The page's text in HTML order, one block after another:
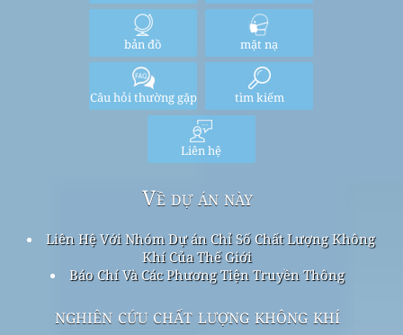
bản đồ mặt nạ
Câu hỏi thường gặp tìm kiếm
Liên hệ
Về dự án này
Liên Hệ Với Nhóm Dự án Chỉ Số Chất Lượng Không
Khí Của Thế Giới
Báo Chí Và Các Phương Tiện Truyền Thông
nghiên cứu chất lượng không khí